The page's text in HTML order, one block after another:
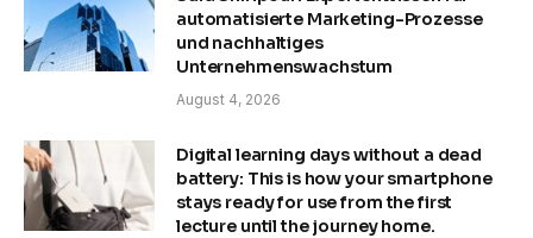
automatisierte Marketing-Prozesse
und nachhaltiges
Unternehmenswachstum
August 4, 2026
Digital learning days without a dead
battery: This is how your smartphone
stays ready for use from the first
lecture until the journey home.